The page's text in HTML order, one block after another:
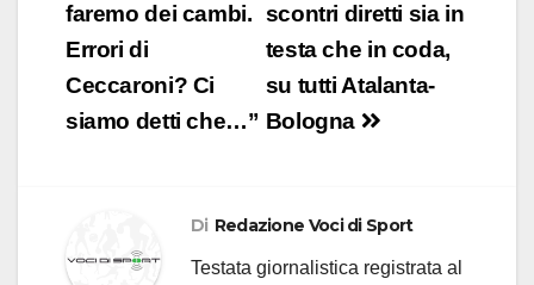
scontri diretti sia in
testa che in coda,
su tutti Atalanta-
Bologna
faremo dei cambi.
Errori di
Ceccaroni? Ci
siamo detti che…”
Di Redazione Voci di Sport
Testata giornalistica registrata al